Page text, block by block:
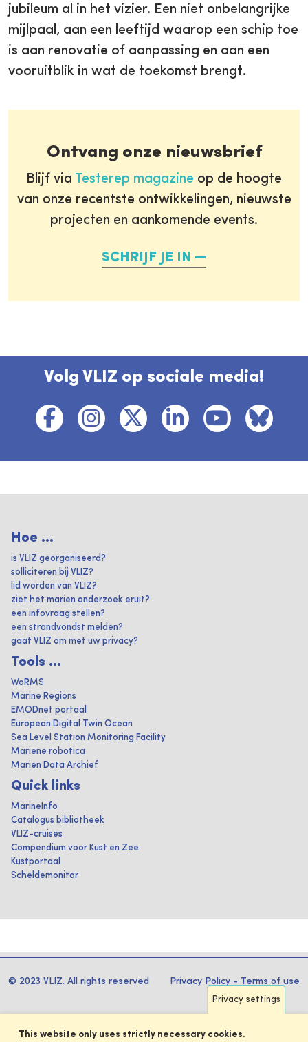
jubileum al in het vizier. Een niet onbelangrijke
mijlpaal, aan een leeftijd waarop een schip toe
is aan renovatie of aanpassing en aan een
vooruitblik in wat de toekomst brengt.
Ontvang onze nieuwsbrief
Blijf via Testerep magazine op de hoogte
van onze recentste ontwikkelingen, nieuwste
projecten en aankomende events.
SCHRIJF JE IN
Volg VLIZ op sociale media!
Hoe ...
is VLIZ georganiseerd?
solliciteren bij VLIZ?
lid worden van VLIZ?
ziet het marien onderzoek eruit?
een infovraag stellen?
een strandvondst melden?
gaat VLIZ om met uw privacy?
Tools ...
WoRMS
Marine Regions
EMODnet portaal
European Digital Twin Ocean
Sea Level Station Monitoring Facility
Mariene robotica
Marien Data Archief
Quick links
MarineInfo
Catalogus bibliotheek
VLIZ-cruises
Compendium voor Kust en Zee
Kustportaal
Scheldemonitor
© 2023 VLIZ. All rights reserved Privacy Policy - Terms of use
Privacy settings
This website only uses strictly necessary cookies.